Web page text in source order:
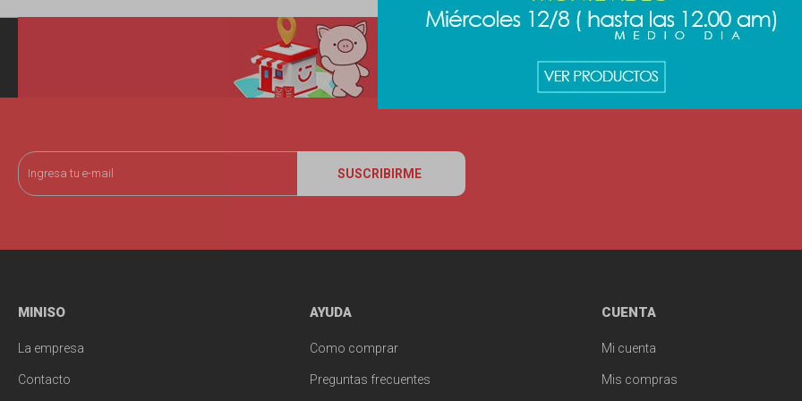
SUSCRIBIRME
MINISO
La empresa
Contacto
AYUDA
Como comprar
Preguntas frecuentes
CUENTA
Mi cuenta
Mis compras